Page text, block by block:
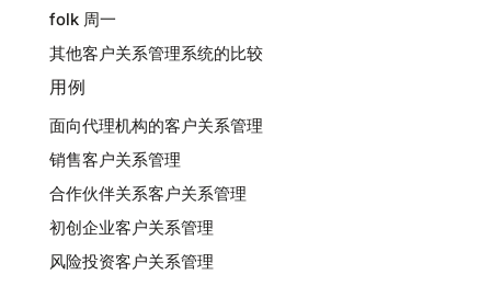
folk 周一
其他客户关系管理系统的比较
用例
面向代理机构的客户关系管理
销售客户关系管理
合作伙伴关系客户关系管理
初创企业客户关系管理
风险投资客户关系管理